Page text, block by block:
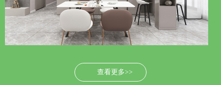
查看更多>>